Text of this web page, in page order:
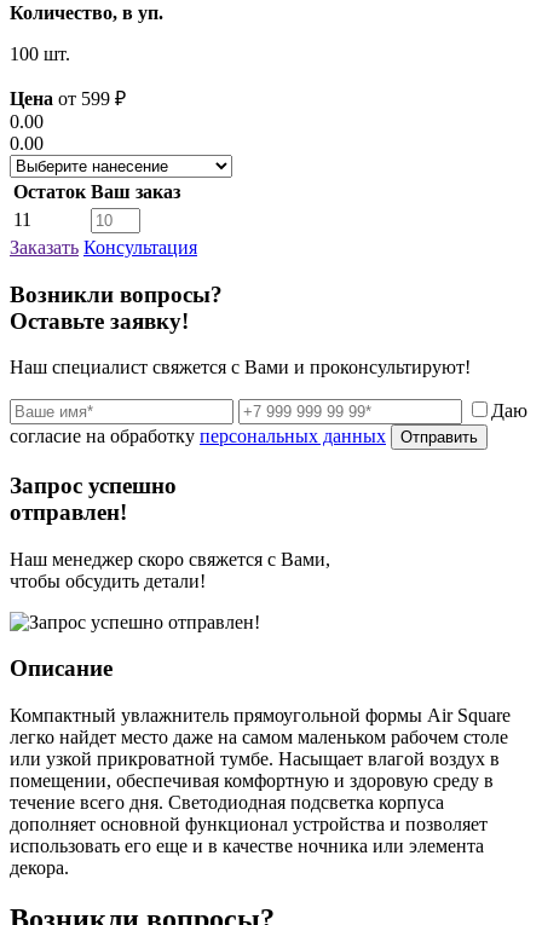
Количество, в уп.
100 шт.
Цена от 599 ₽
0.00
0.00
Остаток Ваш заказ
11
Заказать Консультация
Возникли вопросы?
Оставьте заявку!
Наш специалист свяжется с Вами и проконсультируют!
Даю
согласие на обработку персональных данных Отправить
Запрос успешно
отправлен!
Наш менеджер скоро свяжется с Вами,
чтобы обсудить детали!
Описание
Компактный увлажнитель прямоугольной формы Air Square
легко найдет место даже на самом маленьком рабочем столе
или узкой прикроватной тумбе. Насыщает влагой воздух в
помещении, обеспечивая комфортную и здоровую среду в
течение всего дня. Светодиодная подсветка корпуса
дополняет основной функционал устройства и позволяет
использовать его еще и в качестве ночника или элемента
декора.